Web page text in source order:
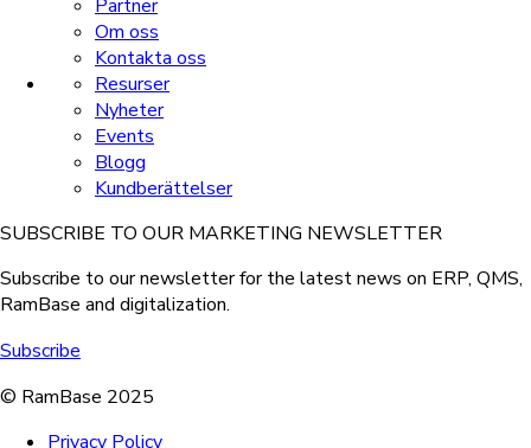
Partner
Om oss
Kontakta oss
Resurser
Nyheter
Events
Blogg
Kundberättelser
SUBSCRIBE TO OUR MARKETING NEWSLETTER
Subscribe to our newsletter for the latest news on ERP, QMS,
RamBase and digitalization.
Subscribe
© RamBase 2025
Privacy Policy